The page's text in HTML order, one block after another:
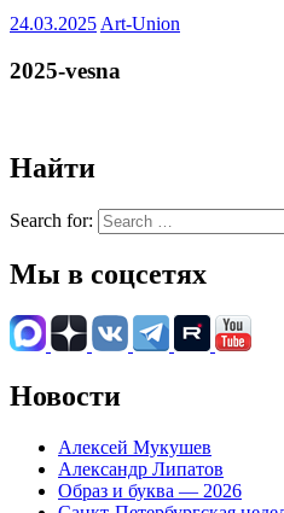
24.03.2025 Art-Union
2025-vesna
Найти
Search for:
Мы в соцсетях
Новости
Алексей Мукушев
Александр Липатов
Образ и буква — 2026